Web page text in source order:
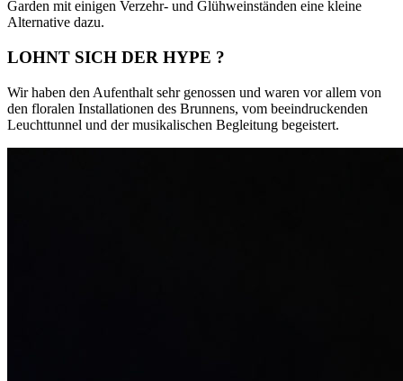
Garden mit einigen Verzehr- und Glühweinständen eine kleine
Alternative dazu.
LOHNT SICH DER HYPE ?
Wir haben den Aufenthalt sehr genossen und waren vor allem von
den floralen Installationen des Brunnens, vom beeindruckenden
Leuchttunnel und der musikalischen Begleitung begeistert.